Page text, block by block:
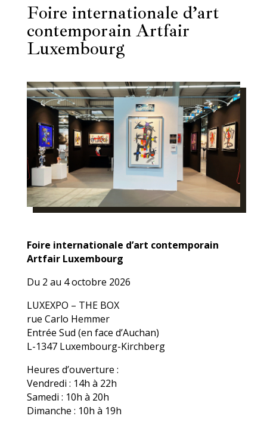
Foire internationale d’art
contemporain Artfair
Luxembourg
Foire internationale d’art contemporain
Artfair Luxembourg
Du 2 au 4 octobre 2026
LUXEXPO – THE BOX
rue Carlo Hemmer
Entrée Sud (en face d’Auchan)
L-1347 Luxembourg-Kirchberg
Heures d’ouverture :
Vendredi : 14h à 22h
Samedi : 10h à 20h
Dimanche : 10h à 19h